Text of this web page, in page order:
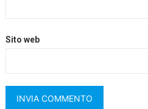
Sito web